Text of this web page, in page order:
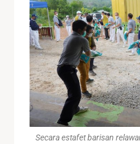
Secara estafet barisan